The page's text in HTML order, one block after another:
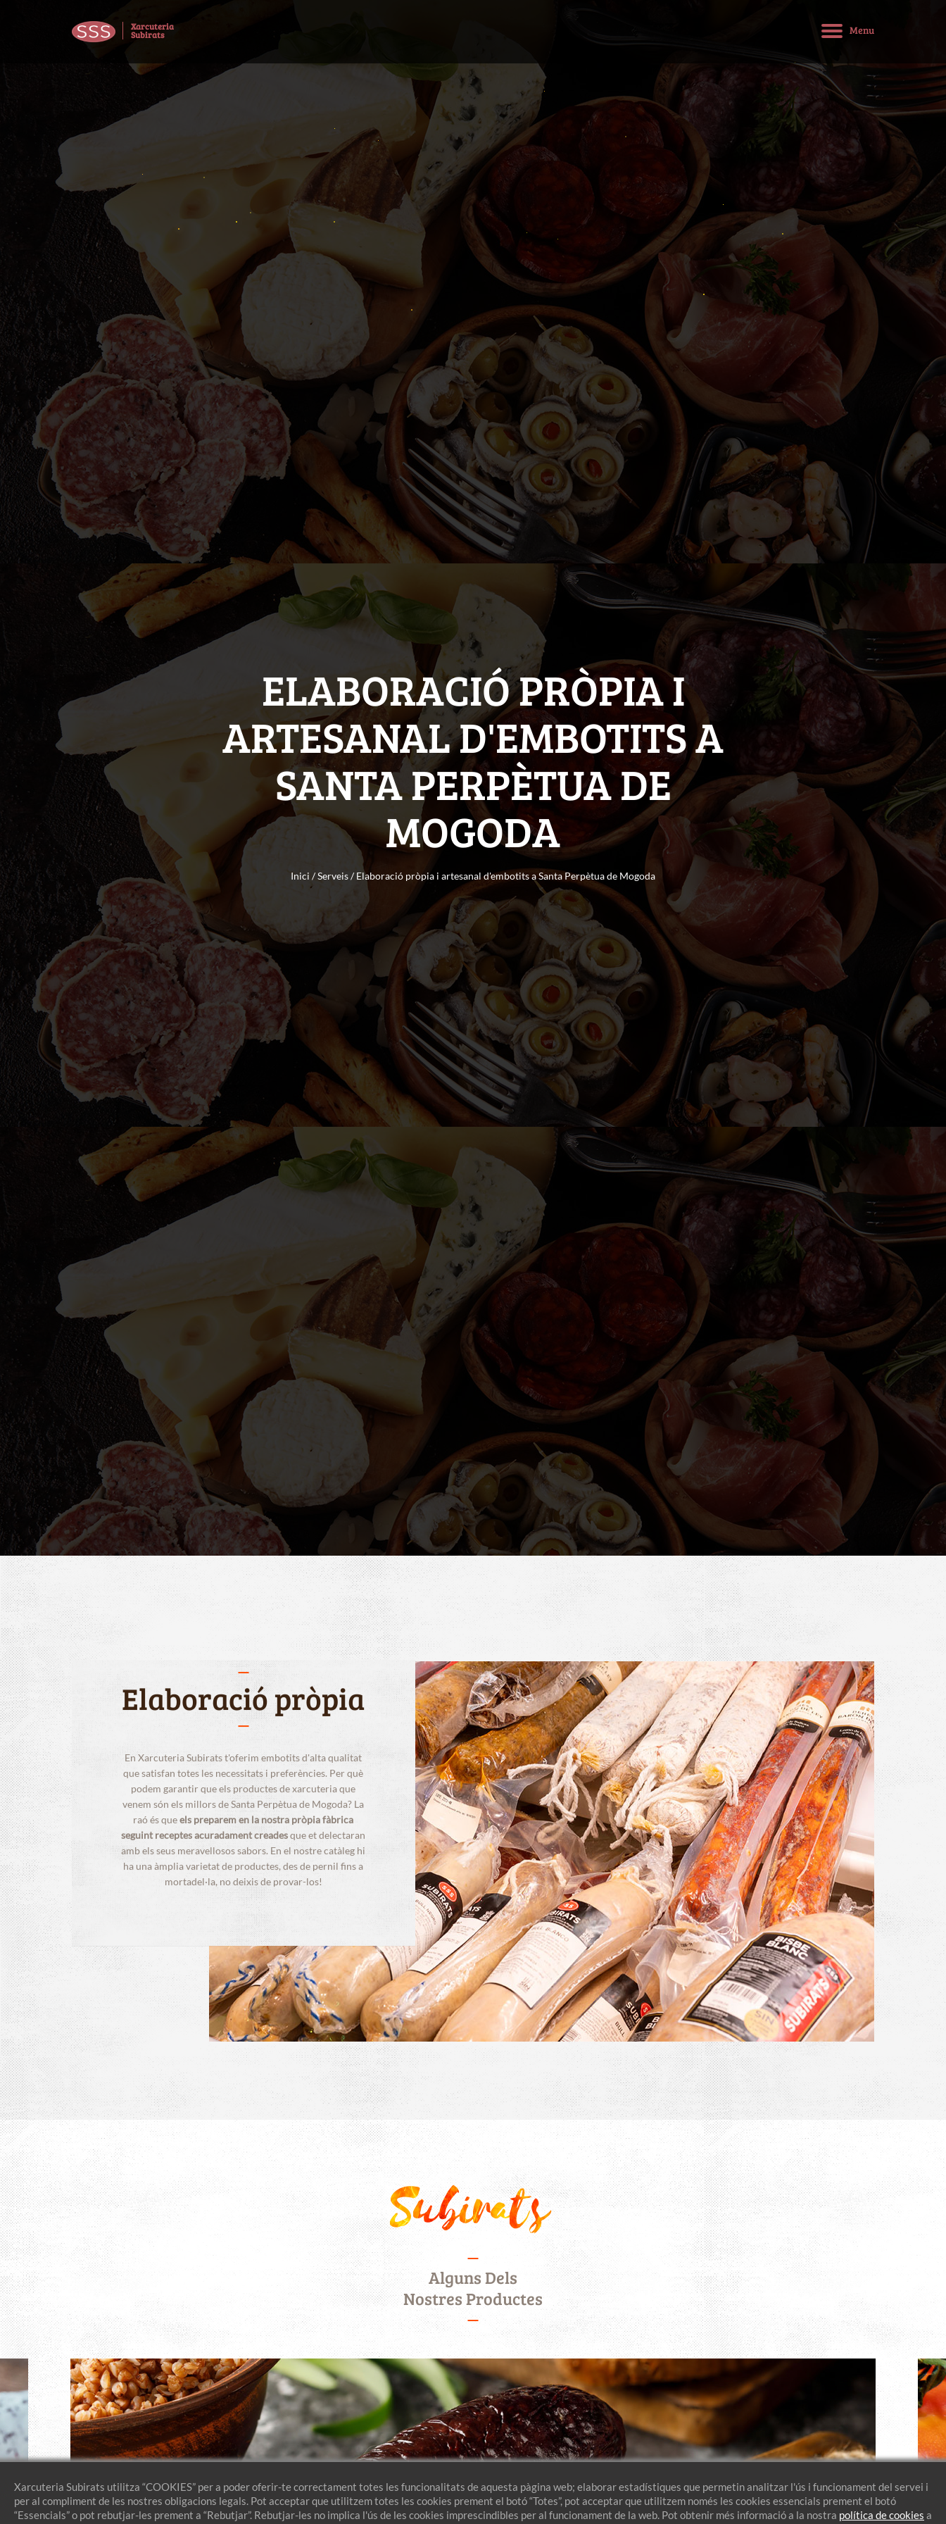
Xarcuteria
Subirats Menu
Inici
Sobre nosaltres
Serveis
Novetats
Contacte
Idioma
ELABORACIÓ PRÒPIA I
ARTESANAL D'EMBOTITS A
SANTA PERPÈTUA DE
MOGODA
Inici /Serveis/ Elaboració pròpia i artesanal d'embotits a Santa Perpètua de Mogoda
Elaboració pròpia
En Xarcuteria Subirats t'oferim embotits d'alta qualitat
que satisfan totes les necessitats i preferències. Per què
podem garantir que els productes de xarcuteria que
venem són els millors de Santa Perpètua de Mogoda? La
raó és queels preparem en la nostra pròpia fàbrica
seguint receptes acuradament creadesque et delectaran
amb els seus meravellosos sabors. En el nostre catàleg hi
ha una àmplia varietat de productes, des de pernil fins a
mortadel·la, no deixis de provar-los!
Alguns Dels
Nostres Productes
Xarcuteria Subirats utilitza “COOKIES” per a poder oferir-te correctament totes les funcionalitats de aquesta pàgina web; elaborar estadístiques que permetin analitzar l'ús i funcionament del servei i
per al compliment de les nostres obligacions legals. Pot acceptar que utilitzem totes les cookies prement el botó “Totes”, pot acceptar que utilitzem només les cookies essencials prement el botó
“Essencials” o pot rebutjar-les prement a “Rebutjar”. Rebutjar-les no implica l'ús de les cookies imprescindibles per al funcionament de la web. Pot obtenir més informació a la nostra política de cookies a